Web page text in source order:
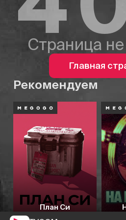
Страница
Главная
Рекомендуем
План Си